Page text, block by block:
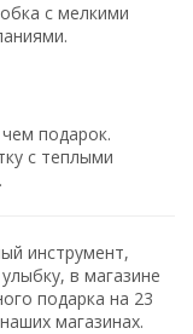
с мелкими
подарок.
с теплыми
инструмент,
в магазине
подарка на 23
магазинах.